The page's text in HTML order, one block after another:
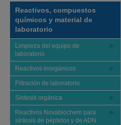
Reactivos, compuestos
químicos y material de
laboratorio
Limpieza del equipo de
laboratorio
Reactivos inorgánicos
Filtración de laboratorio
Síntesis orgánica
Reactivos Novabiochem para
síntesis de péptidos y de ADN